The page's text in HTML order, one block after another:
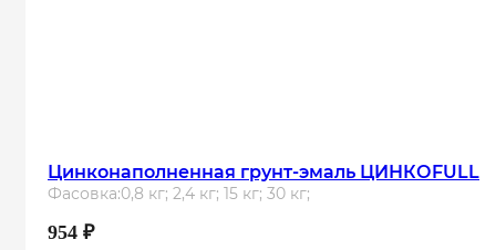
Цинконаполненная грунт-эмаль ЦИНКОFULL
Фасовка:0,8 кг; 2,4 кг; 15 кг; 30 кг;
954 ₽